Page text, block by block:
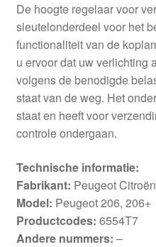
De hoogte regelaar voor
sleutelonderdeel voor het
functionaliteit van de
u ervoor dat uw verlichting
volgens de benodigde
staat van de weg. Het
staat en heeft voor
controle ondergaan.
Technische informatie:
Fabrikant: Peugeot Citroën
Model: Peugeot 206, 206+
Productcodes: 6554T7
Andere nummers: –